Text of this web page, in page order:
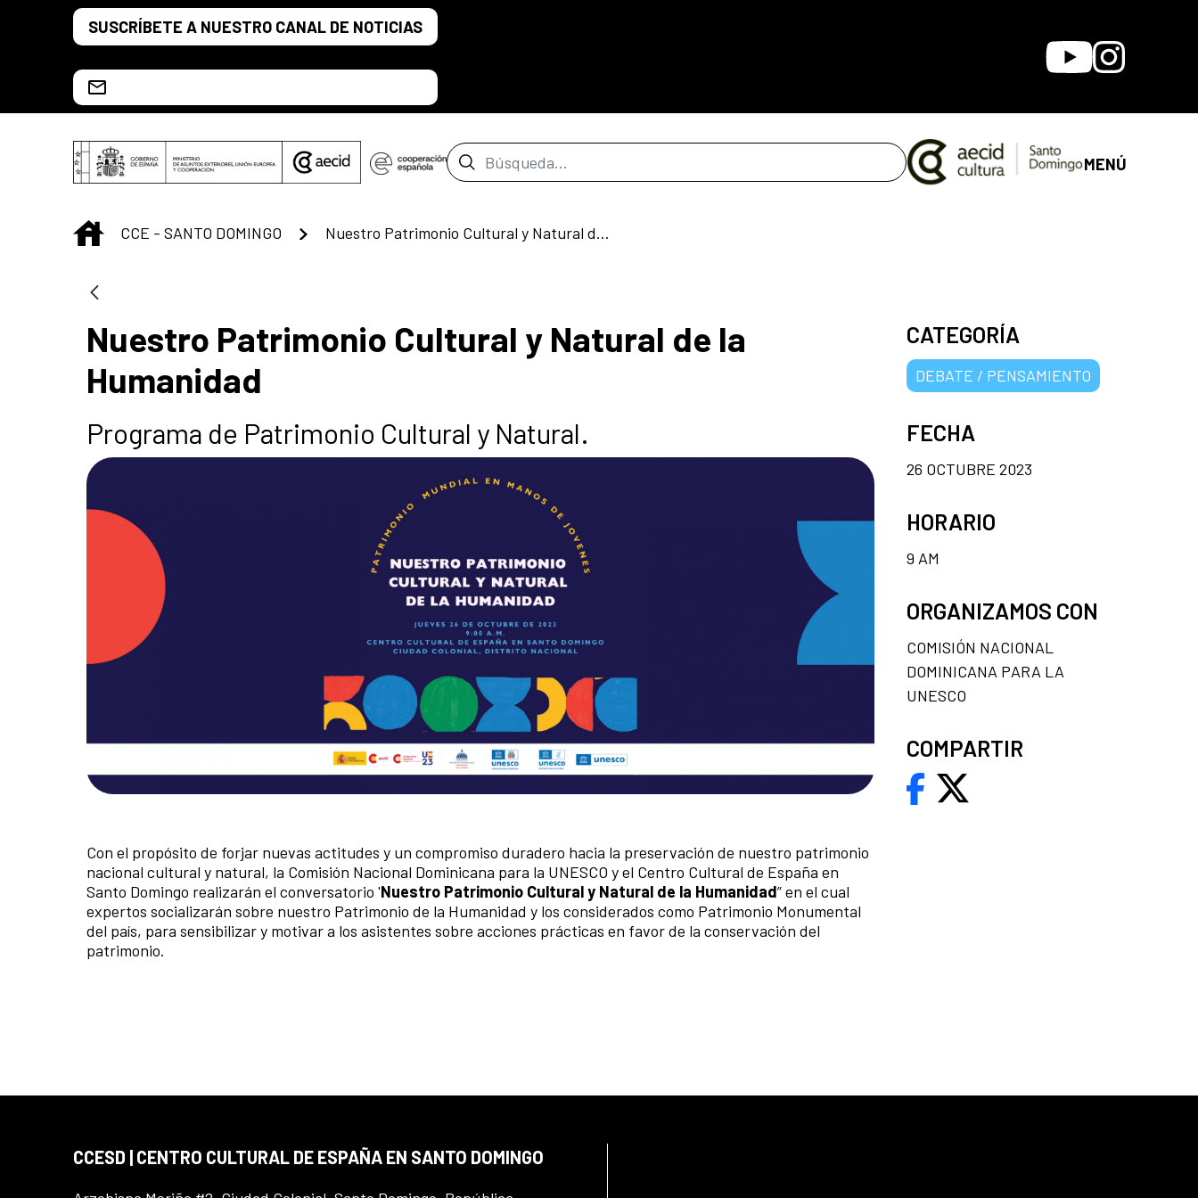
Saltar al contenido principal
SUSCRÍBETE A NUESTRO CANAL DE NOTICIAS
YoutubeInstagram
Barra de búsqueda MENÚ
INICIO
CCE - SANTO DOMINGO Nuestro Patrimonio Cultural y Natural de la Humanidad
Nuestro Patrimonio Cultural y Natural de la
Humanidad
Programa de Patrimonio Cultural y Natural.
Con el propósito de forjar nuevas actitudes y un compromiso duradero hacia la preservación de nuestro patrimonio
nacional cultural y natural, la Comisión Nacional Dominicana para la UNESCO y el Centro Cultural de España en
Santo Domingo realizarán el conversatorio 'Nuestro Patrimonio Cultural y Natural de la Humanidad” en el cual
expertos socializarán sobre nuestro Patrimonio de la Humanidad y los considerados como Patrimonio Monumental
del país, para sensibilizar y motivar a los asistentes sobre acciones prácticas en favor de la conservación del
patrimonio.
CATEGORÍA
DEBATE / PENSAMIENTO
FECHA
26 OCTUBRE 2023
HORARIO
9 AM
ORGANIZAMOS CON
COMISIÓN NACIONAL
DOMINICANA PARA LA
UNESCO
COMPARTIR
CCESD | CENTRO CULTURAL DE ESPAÑA EN SANTO DOMINGO